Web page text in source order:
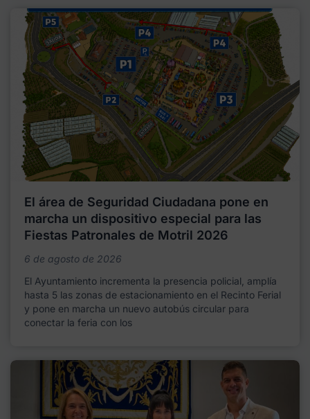
El área de Seguridad Ciudadana pone en
marcha un dispositivo especial para las
Fiestas Patronales de Motril 2026
6 de agosto de 2026
El Ayuntamiento incrementa la presencia policial, amplía
hasta 5 las zonas de estacionamiento en el Recinto Ferial
y pone en marcha un nuevo autobús circular para
conectar la feria con los